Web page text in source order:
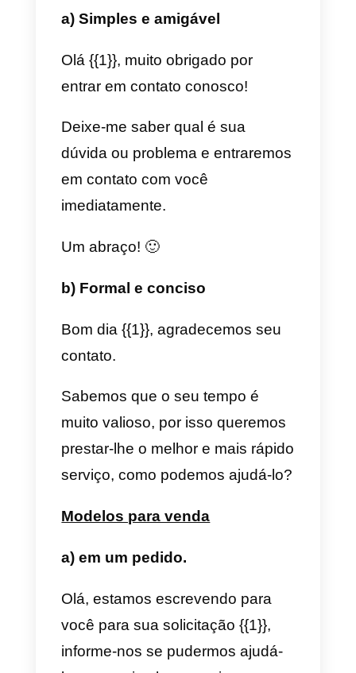
sido enviado, assim que o cliente
responder a ele, a empresa
poderá escrever livremente as
mensagens que desejar para
esse cliente.
2) Quando o cliente se
comunica primeiro, mas
última mensagem.
Neste segundo caso, o cliente é
isso acontece, a empresa
pode escrever livremente, mas
depois de 24 horas desde a
última mensagem do cliente. Se
enviar um modelo de mensagem
para reabrir a conversa.